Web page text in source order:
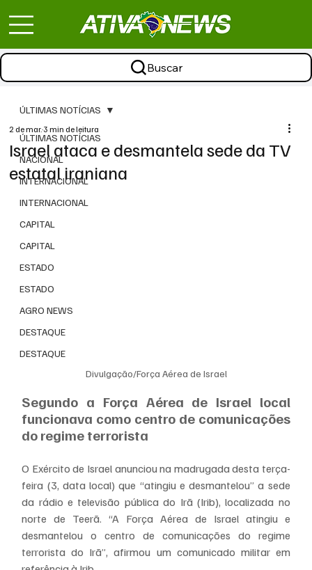
Buscar
ÚLTIMAS NOTÍCIAS
NACIONAL
INTERNACIONAL
INTERNACIONAL
CAPITAL
CAPITAL
ESTADO
ESTADO
AGRO NEWS
DESTAQUE
DESTAQUE
ÚLTIMAS NOTÍCIAS
Israel ataca e desmantela sede da TV
estatal iraniana
2 de mar.3 min de leitura
Divulgação/Força Aérea de Israel
Segundo a Força Aérea de Israel local
funcionava como centro de comunicações
do regime terrorista
O Exército de Israel anunciou na madrugada desta terça-
feira (3, data local) que “atingiu e desmantelou” a sede
da rádio e televisão pública do Irã (Irib), localizada no
norte de Teerã. “A Força Aérea de Israel atingiu e
desmantelou o centro de comunicações do regime
terrorista do Irã”, afirmou um comunicado militar em